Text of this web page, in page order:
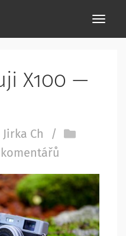
X100 —
Jirka Ch
/
komentářů